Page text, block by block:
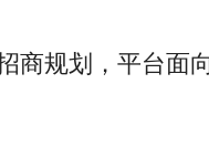
商规划，平台面